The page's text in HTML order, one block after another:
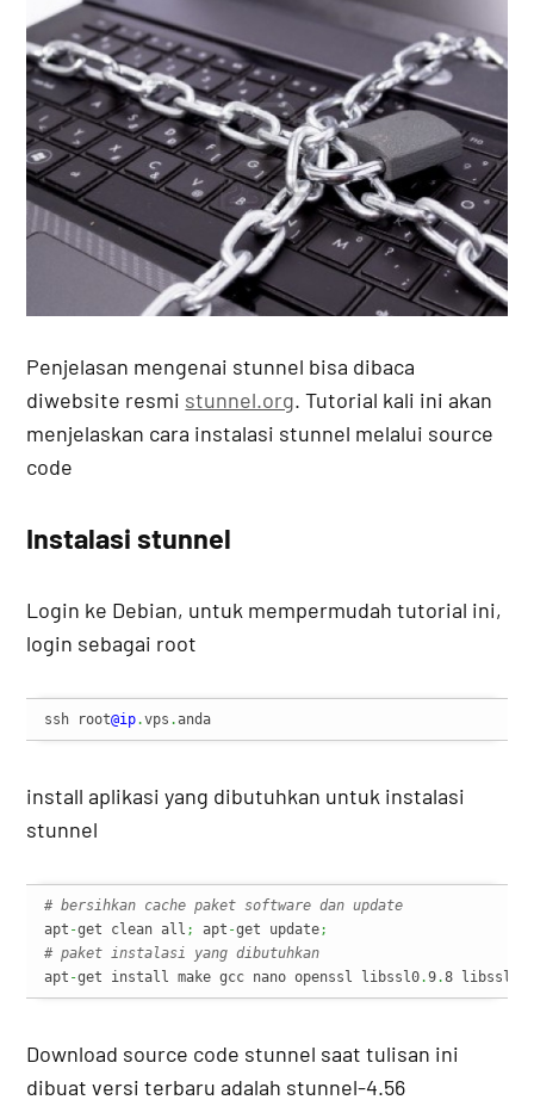
Penjelasan mengenai stunnel bisa dibaca
diwebsite resmi stunnel.org. Tutorial kali ini akan
menjelaskan cara instalasi stunnel melalui source
code
Instalasi stunnel
Login ke Debian, untuk mempermudah tutorial ini,
login sebagai root
ssh root@ip.vps .anda
install aplikasi yang dibutuhkan untuk instalasi
stunnel
# bersihkan cache paket software dan update
apt -get clean all ; apt -get update;
# paket instalasi yang dibutuhkan
apt -get install make gcc nano openssl libssl0.9.8 libssl
Download source code stunnel saat tulisan ini
dibuat versi terbaru adalah stunnel-4.56